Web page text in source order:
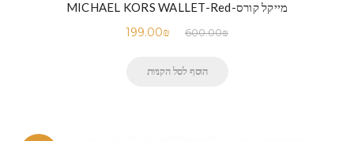
מייקל קורס-MICHAEL KORS WALLET-Red
600.00₪
199.00₪
הוסף לסל הקניות